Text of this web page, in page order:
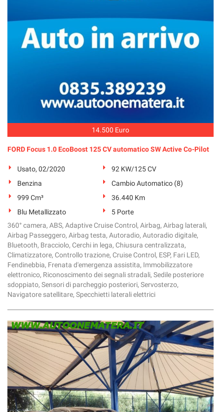
14.500 Euro
FORD Focus 1.0 EcoBoost 125 CV automatico SW Active Co-Pilot
Usato, 02/2020
92 KW/125 CV
Benzina
Cambio Automatico (8)
999 Cm³
36.440 Km
Blu Metallizzato
5 Porte
360° camera, ABS, Adaptive Cruise Control, Airbag, Airbag laterali,
Airbag Passeggero, Airbag testa, Autoradio, Autoradio digitale,
Bluetooth, Bracciolo, Cerchi in lega, Chiusura centralizzata,
Climatizzatore, Controllo trazione, Cruise Control, ESP, Fari LED,
Fendinebbia, Frenata d'emergenza assistita, Immobilizzatore
elettronico, Riconoscimento dei segnali stradali, Sedile posteriore
sdoppiato, Sensori di parcheggio posteriori, Servosterzo,
Navigatore satellitare, Specchietti laterali elettrici